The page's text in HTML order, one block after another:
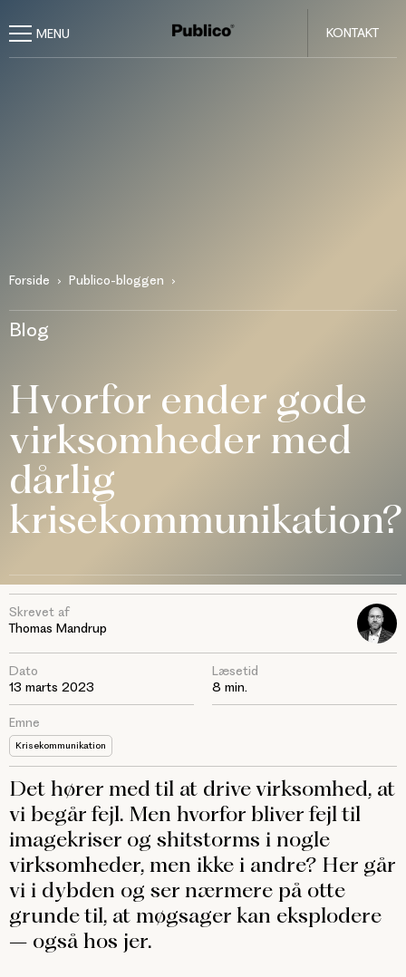
KONTAKT
Forside Publico-bloggen
Blog
Hvorfor ender gode
virksomheder med
dårlig
krisekommunikation?
Skrevet af
Thomas Mandrup
Dato
13 marts 2023
Emne
Krisekommunikation
Læsetid
8 min.
Det hører med til at drive virksomhed, at
vi begår fejl. Men hvorfor bliver fejl til
imagekriser og shitstorms i nogle
virksomheder, men ikke i andre? Her går
vi i dybden og ser nærmere på otte
grunde til, at møgsager kan eksplodere
– også hos jer.